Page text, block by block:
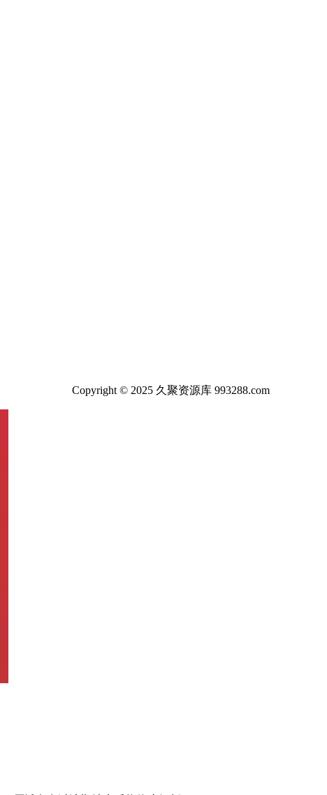
Copyright © 2025 久聚资源库 993288.com